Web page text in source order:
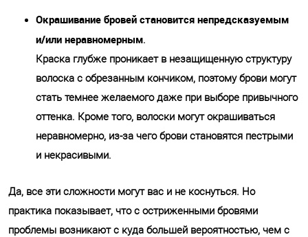
Окрашивание бровей становится непредсказуемым
и/или неравномерным.
Краска глубже проникает в незащищенную структуру
волоска с обрезанным кончиком, поэтому брови могут
стать темнее желаемого даже при выборе привычного
оттенка. Кроме того, волоски могут окрашиваться
неравномерно, из-за чего брови становятся пестрыми
и некрасивыми.
Да, все эти сложности могут вас и не коснуться. Но
практика показывает, что с остриженными бровями
проблемы возникают с куда большей вероятностью, чем с